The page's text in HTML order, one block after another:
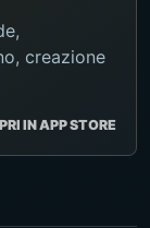
creazione
IN APP STORE